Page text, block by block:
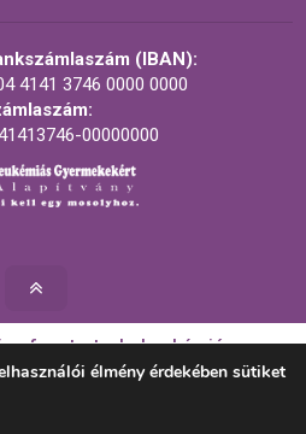
(IBAN):
4141 3746 0000 0000
00000000
fenntartva! - Leukémiás
Alapítvány
élmény érdekében sütiket